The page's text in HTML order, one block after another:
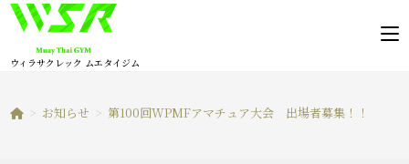
コ
ウィラサクレック ムエタイジム
> お知らせ > 第100回WPMFアマチュア大会 出場者募集！！